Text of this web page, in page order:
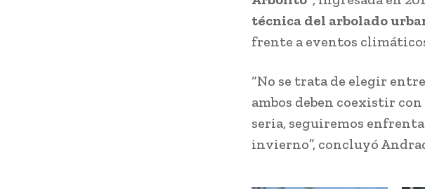
técnica del arbolado
frente a eventos
“No se trata de elegir
ambos deben coexistir
seria, seguiremos
invierno”, concluyó